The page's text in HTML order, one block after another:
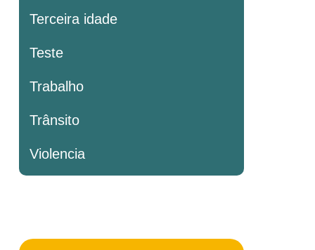
Terceira idade
Teste
Trabalho
Trânsito
Violencia